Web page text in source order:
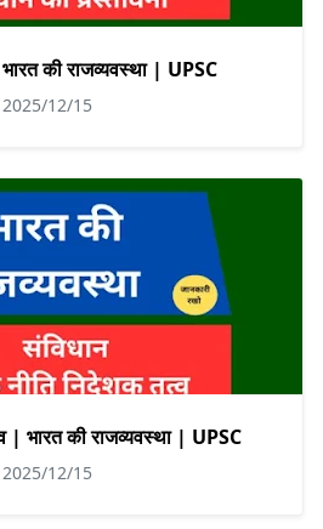
की राजव्यवस्था | UPSC
2025/12/15
| भारत की राजव्यवस्था | UPSC
2025/12/15